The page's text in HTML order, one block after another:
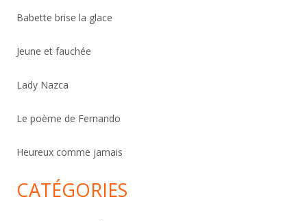
c
e
Babette brise la glace
Jeune et fauchée
Lady Nazca
Le poème de Fernando
Heureux comme jamais
CATÉGORIES